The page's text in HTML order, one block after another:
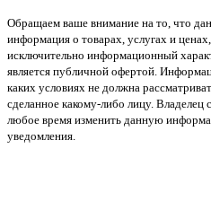
Обращаем ваше внимание на то, что
информация о товарах, услугах и
исключительно информационный
является публичной офертой.
каких условиях не должна
сделанное какому-либо лицу. Владелец
любое время изменить данную
уведомления.